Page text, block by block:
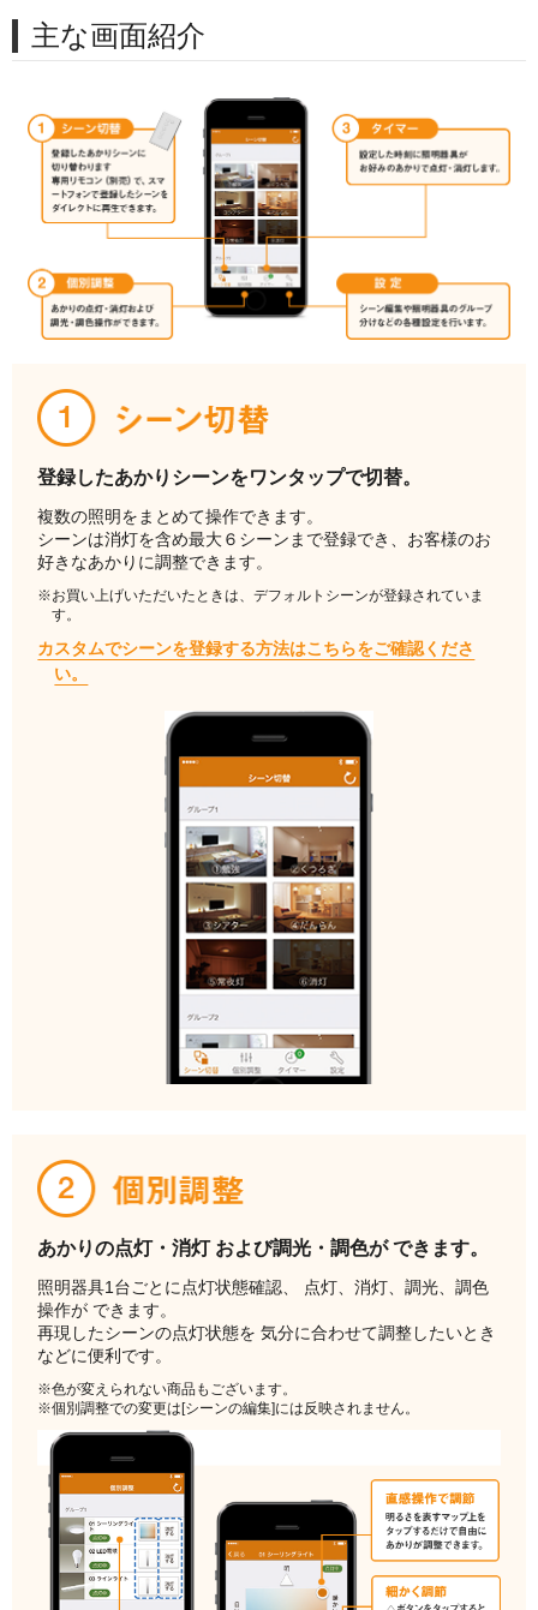
主な画面紹介
登録したあかりシーンをワンタップで切替。
複数の照明をまとめて操作できます。
シーンは消灯を含め最大６シーンまで登録でき、お客様のお
好きなあかりに調整できます。
※お買い上げいただいたときは、デフォルトシーンが登録されていま
す。
カスタムでシーンを登録する方法はこちらをご確認くださ
い。
あかりの点灯・消灯および調光・調色ができます。
照明器具1台ごとに点灯状態確認、
点灯、消灯、調光、調色
操作が できます。
再現したシーンの点灯状態を 気分に合わせて調整したいとき
などに便利です。
※色が変えられない商品もございます。
※個別調整での変更は[シーンの編集]には反映されません。